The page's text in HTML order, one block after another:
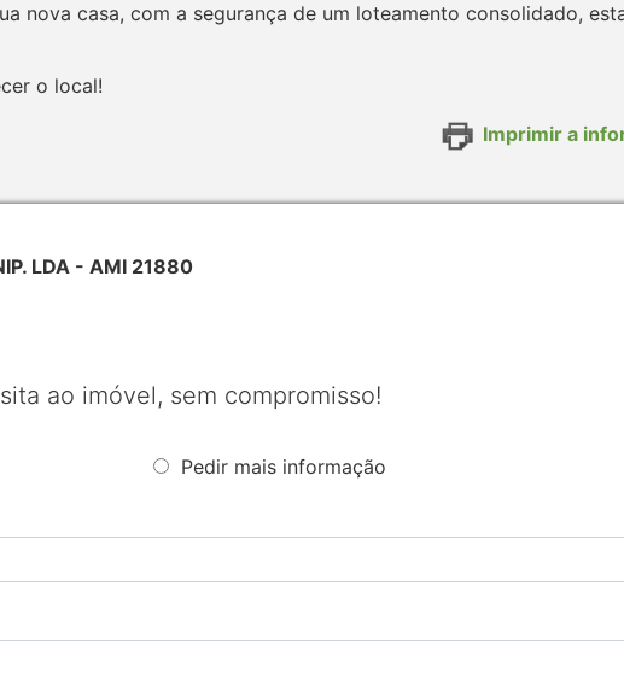
nova casa, com a segurança de um loteamento consolidado,
o local!
Imprimir a
LDA - AMI 21880
ao imóvel, sem compromisso!
Pedir mais informação